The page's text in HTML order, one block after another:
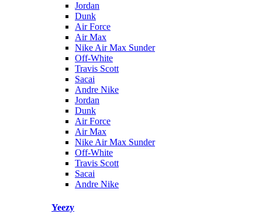
Jordan
Dunk
Air Force
Air Max
Nike Air Max Sunder
Off-White
Travis Scott
Sacai
Andre Nike
Jordan
Dunk
Air Force
Air Max
Nike Air Max Sunder
Off-White
Travis Scott
Sacai
Andre Nike
Yeezy